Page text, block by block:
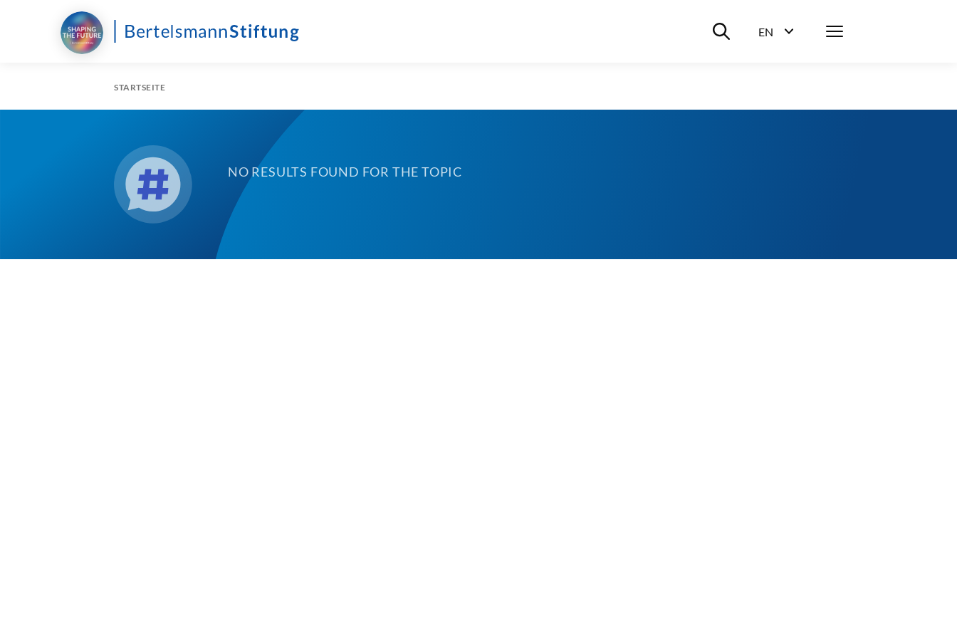
Suche ein-/ausblenden
EN
Menü
STARTSEITE
NO RESULTS FOUND FOR THE TOPIC